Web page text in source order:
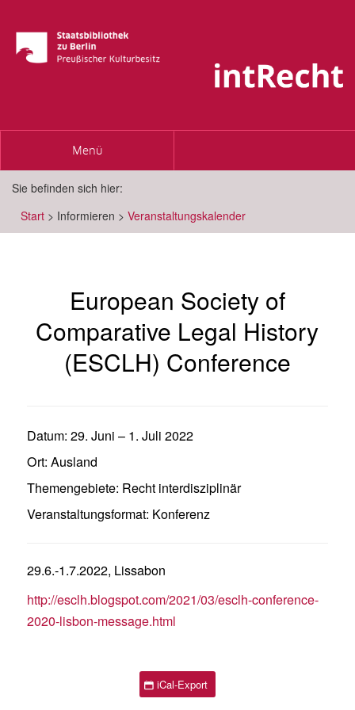
Toggle
Menü
Sie befinden sich hier:
Start > Informieren > Veranstaltungskalender
European Society of
Comparative Legal History
(ESCLH) Conference
Datum: 29. Juni – 1. Juli 2022
Ort: Ausland
Themengebiete: Recht interdisziplinär
Veranstaltungsformat: Konferenz
29.6.-1.7.2022, Lissabon
http://esclh.blogspot.com/2021/03/esclh-conference-
2020-lisbon-message.html
iCal-Export